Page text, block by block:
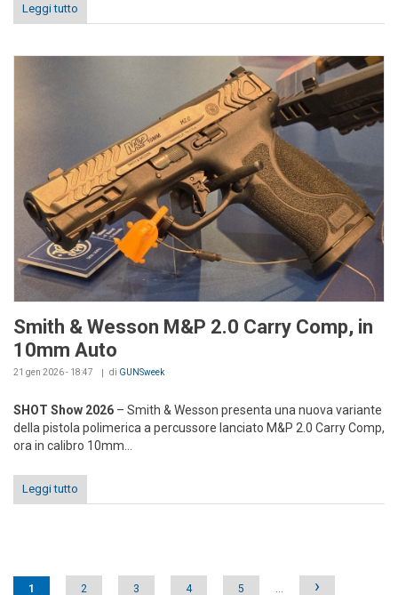
Leggi tutto
Smith & Wesson M&P 2.0 Carry Comp, in
10mm Auto
21 gen 2026 - 18:47 di GUNSweek
SHOT Show 2026 – Smith & Wesson presenta una nuova variante
della pistola polimerica a percussore lanciato M&P 2.0 Carry Comp,
ora in calibro 10mm...
Leggi tutto
Pages
1 2 3 4 5 … ›